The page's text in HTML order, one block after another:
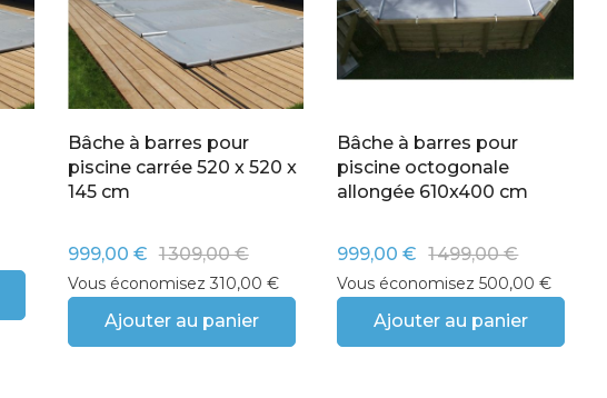
Bâche à barres pour
piscine carrée 520 x 520 x
145 cm
999,00 € 1 309,00 €
Vous économisez 310,00 €
Ajouter au panier
Bâche à barres pour
piscine octogonale
allongée 610x400 cm
999,00 € 1 499,00 €
Vous économisez 500,00 €
Ajouter au panier